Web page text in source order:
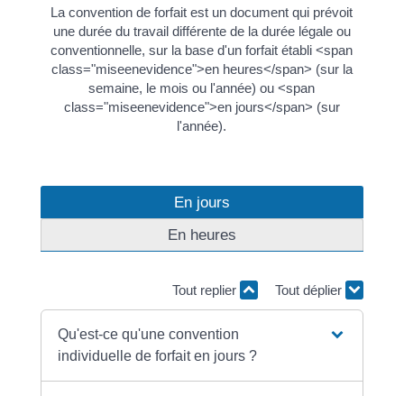
La convention de forfait est un document qui prévoit
une durée du travail différente de la durée légale ou
conventionnelle, sur la base d'un forfait établi <span
class="miseenevidence">en heures</span> (sur la
semaine, le mois ou l'année) ou <span
class="miseenevidence">en jours</span> (sur
l'année).
En jours
En heures
Tout replier Tout déplier
Qu'est-ce qu'une convention
individuelle de forfait en jours ?